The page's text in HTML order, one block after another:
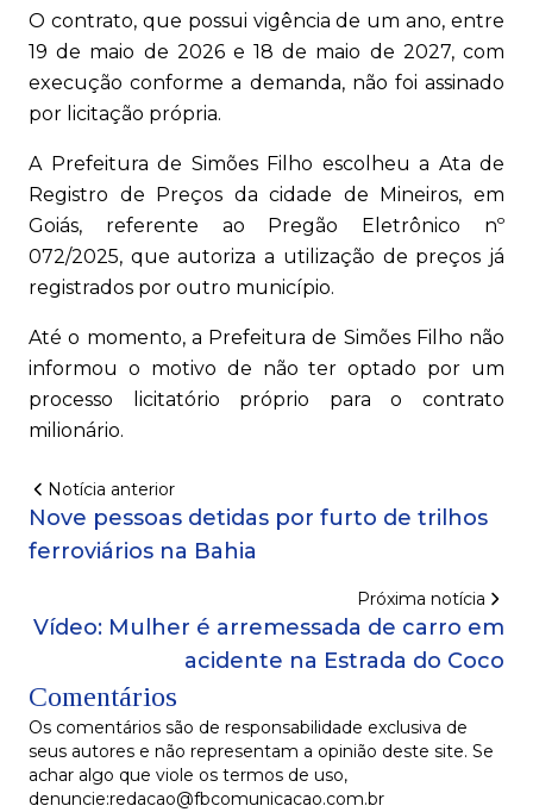
O contrato, que possui vigência de um ano, entre
19 de maio de 2026 e 18 de maio de 2027, com
execução conforme a demanda, não foi assinado
por licitação própria.
A Prefeitura de Simões Filho escolheu a Ata de
Registro de Preços da cidade de Mineiros, em
Goiás, referente ao Pregão Eletrônico nº
072/2025, que autoriza a utilização de preços já
registrados por outro município.
Até o momento, a Prefeitura de Simões Filho não
informou o motivo de não ter optado por um
processo licitatório próprio para o contrato
milionário.
Notícia anterior
Nove pessoas detidas por furto de trilhos
ferroviários na Bahia
Próxima notícia
Vídeo: Mulher é arremessada de carro em
acidente na Estrada do Coco
Comentários
Os comentários são de responsabilidade exclusiva de
seus autores e não representam a opinião deste site. Se
achar algo que viole os termos de uso,
denuncie:redacao@fbcomunicacao.com.br